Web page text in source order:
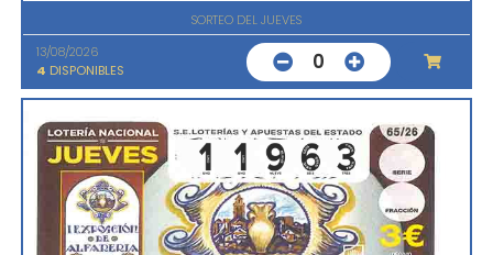
SORTEO DEL JUEVES
13/08/2026
4 DISPONIBLES 0